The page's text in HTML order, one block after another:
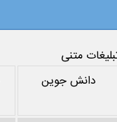
متنی
دانش جوین